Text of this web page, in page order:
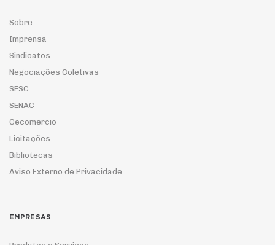
Sobre
Imprensa
Sindicatos
Negociações Coletivas
SESC
SENAC
Cecomercio
Licitações
Bibliotecas
Aviso Externo de Privacidade
EMPRESAS